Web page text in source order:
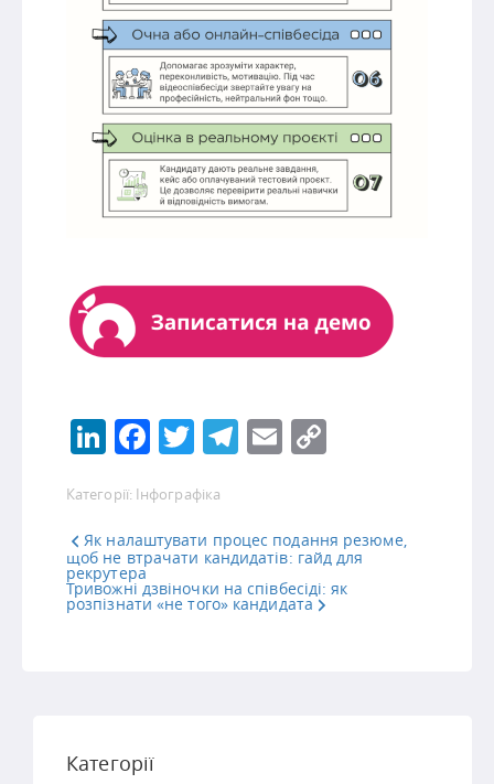
LinkedIn
Facebook
Twitter
Telegram
Email
Категорії: Інфографіка
Як налаштувати процес подання резюме,
щоб не втрачати кандидатів: гайд для
рекрутера
Тривожні дзвіночки на співбесіді: як
розпізнати «не того» кандидата
Категорії